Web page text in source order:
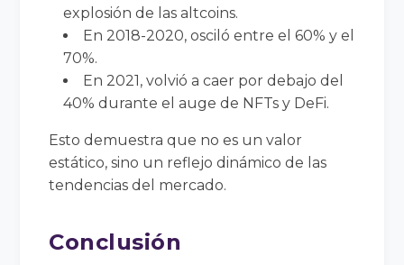
explosión de las altcoins.
En 2018-2020, osciló entre el 60% y el
70%.
En 2021, volvió a caer por debajo del
40% durante el auge de NFTs y DeFi.
Esto demuestra que no es un valor
estático, sino un reflejo dinámico de las
tendencias del mercado.
Conclusión